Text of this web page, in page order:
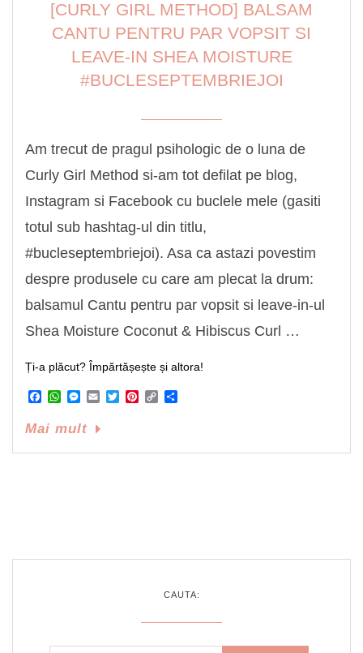
[CURLY GIRL METHOD] BALSAM
CANTU PENTRU PAR VOPSIT SI
LEAVE-IN SHEA MOISTURE
#BUCLESEPTEMBRIEJOI
Am trecut de pragul psihologic de o luna de
Curly Girl Method si-am tot defilat pe blog,
Instagram si Facebook cu buclele mele (gasiti
totul sub hashtag-ul din titlu,
#bucleseptembriejoi). Asa ca astazi povestim
despre produsele cu care am plecat la drum:
balsamul Cantu pentru par vopsit si leave-in-ul
Shea Moisture Coconut & Hibiscus Curl …
Ți-a plăcut? Împărtășește și altora!
Facebook
WhatsApp
Messenger
EmailTwitterPinterest
Copy
Mai mult
CAUTA: